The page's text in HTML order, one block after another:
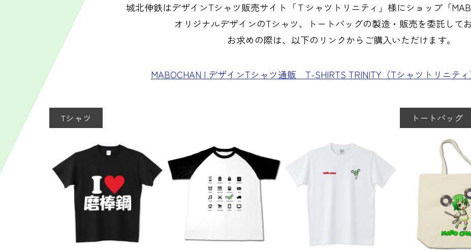
城北伸鉄はデザインTシャツ販売サイト「Ｔシャツトリニティ」様にショップ「
オリジナルデザインのTシャツ、トートバッグの製造・販売を委託してお
お求めの際は、以下のリンクからご購入いただけます。
MABOCHAN | デザインTシャツ通販 T-SHIRTS TRINITY（Tシャツトリニテ
Tシャツ トートバッグ